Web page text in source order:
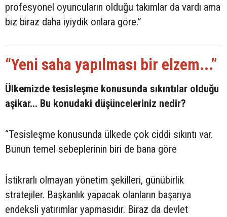
profesyonel oyuncuların olduğu takımlar da vardı ama
biz biraz daha iyiydik onlara göre.”
“Yeni saha yapılması bir elzem...”
Ülkemizde tesisleşme konusunda sıkıntılar olduğu
aşikar... Bu konudaki düşünceleriniz nedir?
“Tesisleşme konusunda ülkede çok ciddi sıkıntı var.
Bunun temel sebeplerinin biri de bana göre
İstikrarlı olmayan yönetim şekilleri, günübirlik
stratejiler. Başkanlık yapacak olanların başarıya
endeksli yatırımlar yapmasıdır. Biraz da devlet